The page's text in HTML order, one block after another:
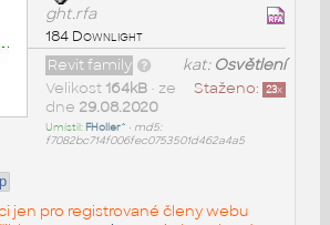
ght.rfa
184 Downlight
kat: Osvětlení
Revit family
Staženo: 23x
Velikost 164kB• ze
dne 29.08.2020
Umístil: FHoller^ • md5:
f7082bc714f006fec0753501d462a4a5
jen pro registrované členy webu